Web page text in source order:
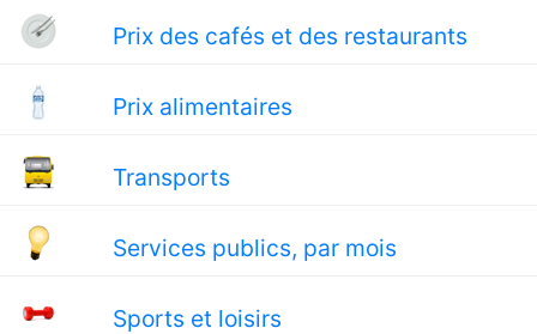
Prix des cafés et des restaurants
Prix alimentaires
Transports
Services publics, par mois
Sports et loisirs